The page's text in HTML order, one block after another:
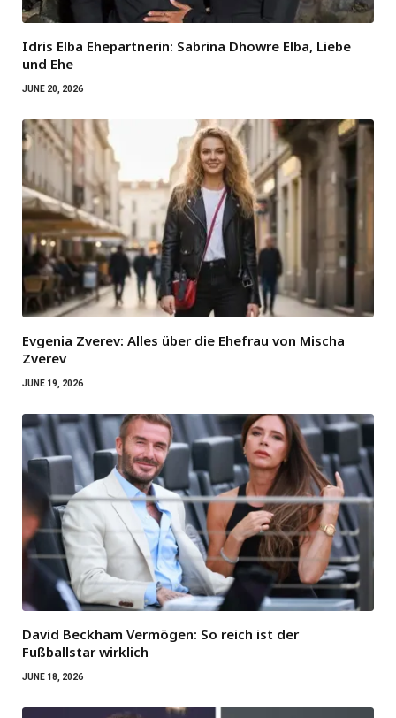
Idris Elba Ehepartnerin: Sabrina Dhowre Elba, Liebe
und Ehe
JUNE 20, 2026
Evgenia Zverev: Alles über die Ehefrau von Mischa
Zverev
JUNE 19, 2026
David Beckham Vermögen: So reich ist der
Fußballstar wirklich
JUNE 18, 2026